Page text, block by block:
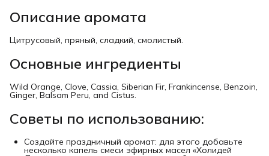
Описание аромата
Цитрусовый, пряный, сладкий, смолистый.
Основные ингредиенты
Wild Orange, Clove, Cassia, Siberian Fir, Frankincense, Benzoin,
Ginger, Balsam Peru, and Cistus.
Советы по использованию:
Создайте праздничный аромат: для этого добавьте
несколько капель смеси эфирных масел «Холидей